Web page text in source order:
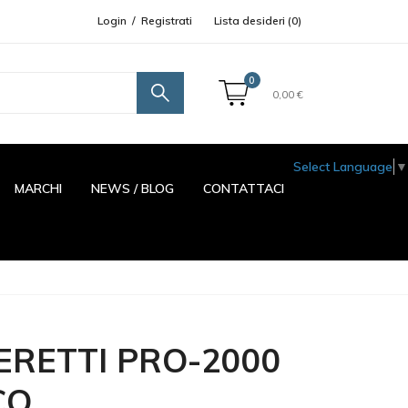
Select Language ▼
Login / Registrati Lista desideri (0)
0
0,00 €
MARCHI NEWS / BLOG CONTATTACI
PRO-2000